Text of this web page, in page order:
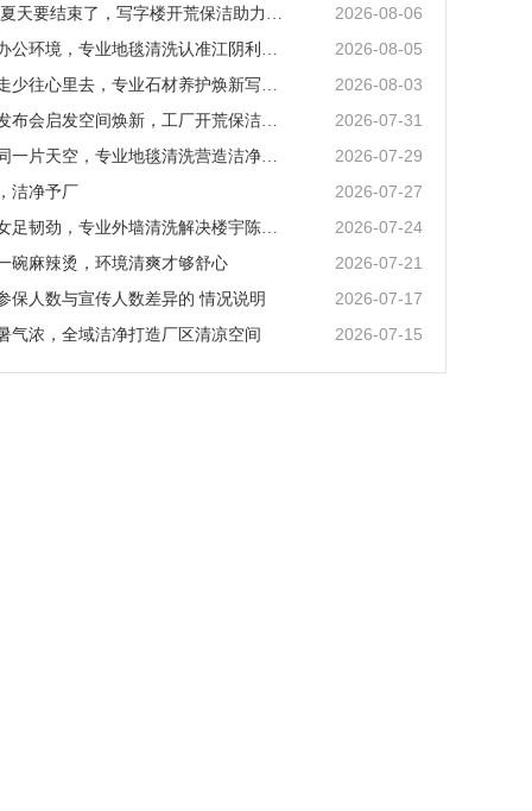
2026 年的夏天要结束了，写字楼开荒保洁助力全新办公启用 2026-08-06
立秋焕新办公环境，专业地毯清洗认准江阴利民保洁 2026-08-05
多往山里走少往心里去，专业石材养护焕新写字楼门面 2026-08-03
小米澎程发布会启发空间焕新，工厂开荒保洁选江阴利民保洁 2026-07-31
我们共享同一片天空，专业地毯清洗营造洁净办公空间 2026-07-29
洁净予厂 2026-07-27
拿出功夫女足韧劲，专业外墙清洗解决楼宇陈旧难题 2026-07-24
碗麻辣烫，环境清爽才够舒心 2026-07-21
保人数与宣传人数差异的 情况说明 2026-07-17
气浓，全域洁净打造厂区清凉空间 2026-07-15